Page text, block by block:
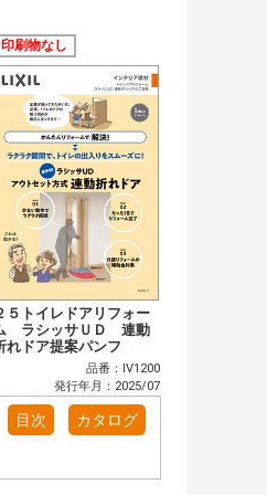
印刷物なし
５トイレドアリフォー
ラシッサＵＤ 連動
れドア提案パンフ
品番：IV1200
発行年月：2025/07
目次 カタログ